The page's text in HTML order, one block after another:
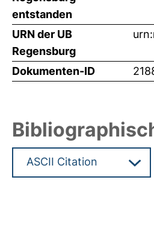
entstanden
URN der UB
Regensburg
Dokumenten-ID